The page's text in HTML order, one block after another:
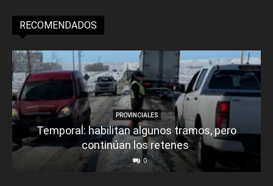
RECOMENDADOS
PROVINCIALES
Temporal: habilitan algunos tramos, pero
continúan los retenes
0